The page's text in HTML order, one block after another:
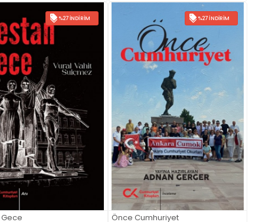
%27 İNDIRIM %27 İNDIRIM
Önce Cumhuriyet